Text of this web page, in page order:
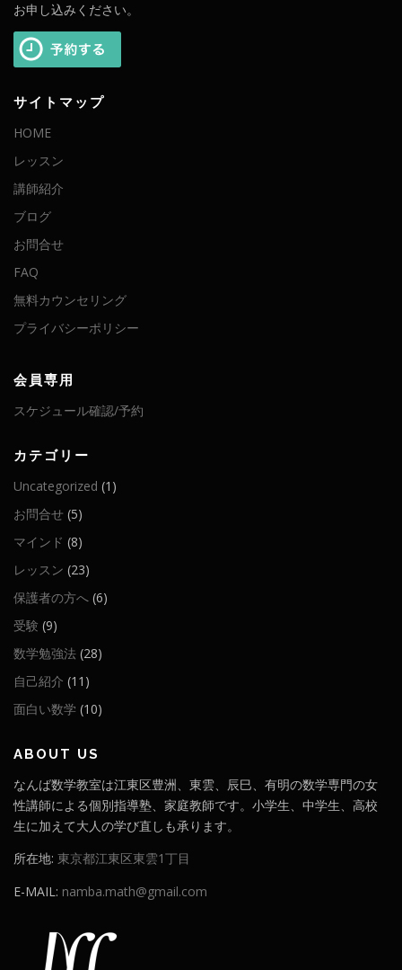
お申し込みください。
サイトマップ
HOME
レッスン
講師紹介
ブログ
お問合せ
FAQ
無料カウンセリング
プライバシーポリシー
会員専用
スケジュール確認/予約
カテゴリー
Uncategorized (1)
お問合せ (5)
マインド (8)
レッスン (23)
保護者の方へ (6)
受験 (9)
数学勉強法 (28)
自己紹介 (11)
面白い数学 (10)
ABOUT US
なんば数学教室は江東区豊洲、東雲、辰巳、有明の数学専門の女
性講師による個別指導塾、家庭教師です。小学生、中学生、高校
生に加えて大人の学び直しも承ります。
所在地: 東京都江東区東雲1丁目
E-MAIL: namba.math@gmail.com